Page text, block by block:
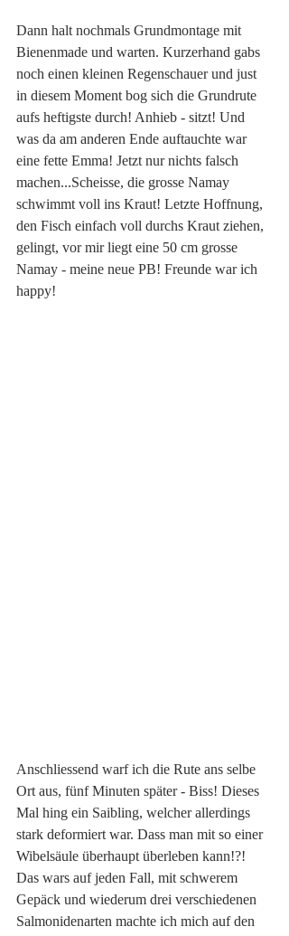
Dann halt nochmals Grundmontage mit
Bienenmade und warten. Kurzerhand gabs
noch einen kleinen Regenschauer und just
in diesem Moment bog sich die Grundrute
aufs heftigste durch! Anhieb - sitzt! Und
was da am anderen Ende auftauchte war
eine fette Emma! Jetzt nur nichts falsch
machen...Scheisse, die grosse Namay
schwimmt voll ins Kraut! Letzte Hoffnung,
den Fisch einfach voll durchs Kraut ziehen,
gelingt, vor mir liegt eine 50 cm grosse
Namay - meine neue PB! Freunde war ich
happy!
Anschliessend warf ich die Rute ans selbe
Ort aus, fünf Minuten später - Biss! Dieses
Mal hing ein Saibling, welcher allerdings
stark deformiert war. Dass man mit so einer
Wibelsäule überhaupt überleben kann!?!
Das wars auf jeden Fall, mit schwerem
Gepäck und wiederum drei verschiedenen
Salmonidenarten machte ich mich auf den